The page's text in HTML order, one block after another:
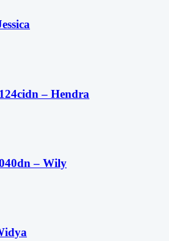
– Hendra
– Wily